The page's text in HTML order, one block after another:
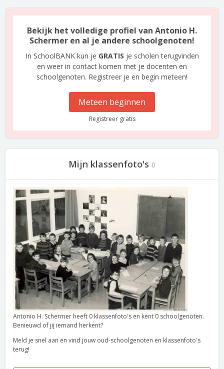
Bekijk het volledige profiel van Antonio H.
Schermer en al je andere schoolgenoten!
In SchoolBANK kun je GRATIS je scholen terugvinden
en weer in contact komen met je docenten en
schoolgenoten. Registreer je en begin meteen!
Meteen beginnen
Registreer gratis
Mijn klassenfoto's 0
Antonio H. Schermer heeft 0 klassenfoto's en kent 0 schoolgenoten.
Benieuwd of jij iemand herkent?
Meld je snel aan en vind jouw oud-schoolgenoten en klassenfoto's
terug!